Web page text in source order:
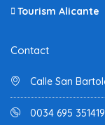
Tourism Alicante
Contact
Calle San
0034 695 351419